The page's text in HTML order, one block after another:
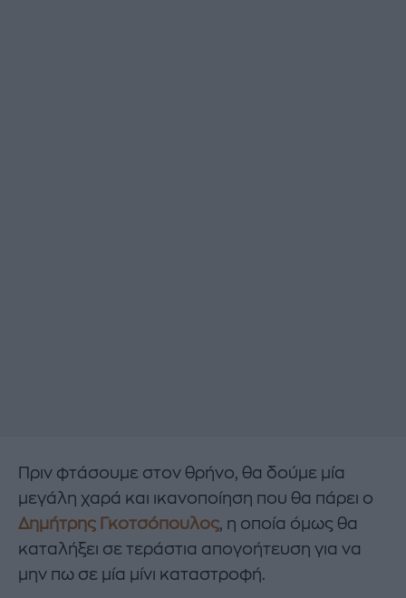
Πριν φτάσουμε στον θρήνο, θα δούμε μία
μεγάλη χαρά και ικανοποίηση που θα πάρει ο
Δημήτρης Γκοτσόπουλος, η οποία όμως θα
καταλήξει σε τεράστια απογοήτευση για να
μην πω σε μία μίνι καταστροφή.